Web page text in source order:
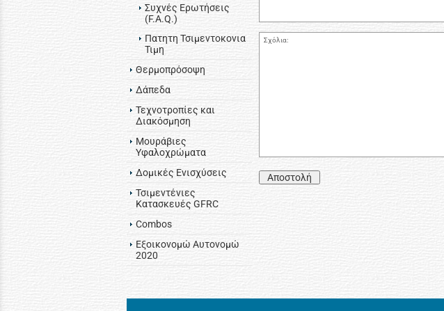
Συχνές Ερωτήσεις
(F.A.Q.)
Πατητη Τσιμεντοκονια
Τιμη
Θερμοπρόσοψη
Δάπεδα
Τεχνοτροπίες και
Διακόσμηση
Μουράβιες
Υφαλοχρώματα
Δομικές Ενισχύσεις
Τσιμεντένιες
Κατασκευές GFRC
Combos
Εξοικονομώ Αυτονομώ
2020
Σχόλια:
Αποστολή